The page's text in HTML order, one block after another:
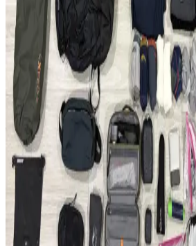
Evergoods CPL16 Sırt Çantası:
Fonksiyonellik Üzerine 6 Aylık
Evergoods CPL16, su şişesi cebi olmadan
kullanım kolaylığı sunar. 16 litrelik
ve dengeli yapısıyla günlük kullanım ve
uygundur.
Able Carry Max EDC ve Aer
Pac) Sırt Çantası Karşılaştırması
Able Carry Max EDC ve Aer Travel Pack 4
malzeme kalitesi, taşıma konforu ve
günlük kullanım ve seyahat ihtiyaçlarına
50 Günlük Güney Avrupa
Tek Çanta Hazırlığı ve İpuçları